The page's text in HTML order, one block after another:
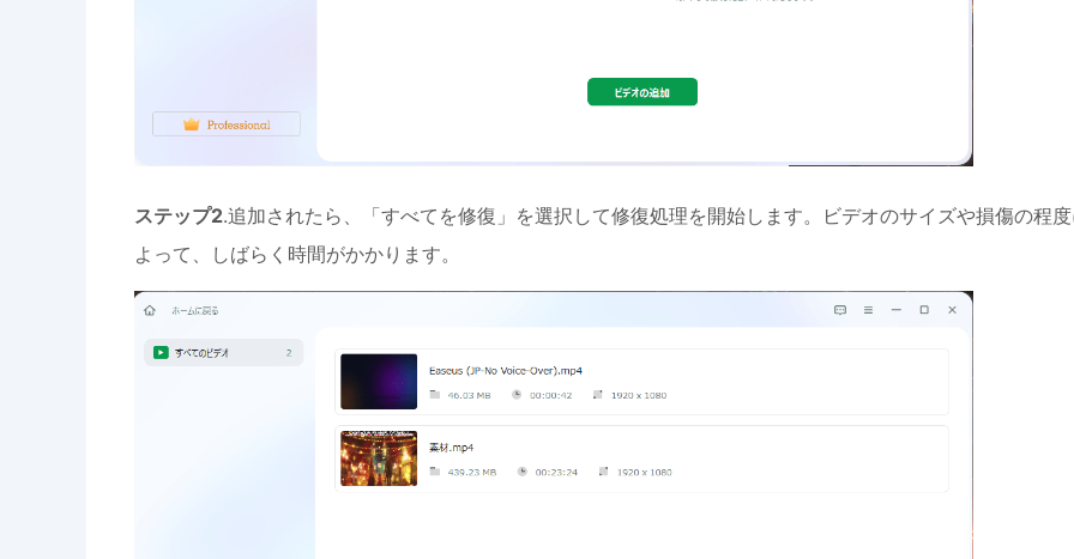
ステップ2.追加されたら、「すべてを修復」を選択して修復処理を開始します。ビデオのサイズや損傷の程
よって、しばらく時間がかかります。